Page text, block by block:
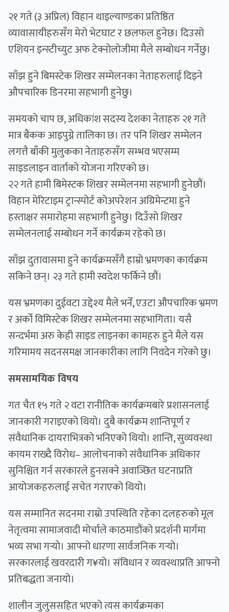
२१ गते (३ अप्रिल) विहान थाइल्याण्डका प्रतिष्ठित
व्यावासायीहरुसँग मेरो भेटघाट र छलफल हुनेछ। दिउसो
एशियन इन्स्टीच्युट अफ टेक्नोलोजीमा मैले सम्बोधन गर्नेछु।
साँझ हुने बिमस्टेक शिखर सम्मेलनका नेताहरुलाई दिइने
औपचारिक डिनरमा सहभागी हुनेछु।
समयको चाप छ, अधिकांश सदस्य देशका नेताहरु २१ गते
मात्र बैंकक आइपुग्ने तालिका छ। तर पनि शिखर सम्मेलन
लगत्तै बाँकी मुलुकका नेताहरुसँग सम्भव भएसम्म
साइडलाइन वार्ताको योजना गरिएको छ।
२२ गते हामी बिमेस्टक शिखर सम्मेलनमा सहभागी हुनेछौं।
विहान मेरिटाइम ट्रान्स्पोर्ट कोअपरेशन अग्रिमेन्टमा हुने
हस्ताक्षर समारोहमा सहभागी हुनेछु। दिउँसो शिखर
सम्मेलनलाई सम्बोधन गर्ने कार्यक्रम रहेको छ।
साँझ दुतावासमा हुने कार्यक्रमसँगै हाम्रो भ्रमणका कार्यक्रम
सकिने छन्। २३ गते हामी स्वदेश फर्किने छौं।
यस भ्रमणका दुईवटा उद्देश्य मैले भनेँ, एउटा औपचारिक भ्रमण
र अर्को विमिस्टेक शिखर सम्मेलनमा सहभागिता। यसै
सन्दर्भमा अरु केही साइड लाइनका कामहरु हुने मैले यस
गरिमामय सदनसमक्ष जानकारीका लागि निवदेन गरेको छु।
समसामयिक विषय
गत चैत १५ गते २ वटा रानीतिक कार्यक्रमबारे प्रशासनलाई
जानकारी गराइएको थियो। दुबै कार्यक्रम शान्तिपूर्ण र
संवैधानिक दायराभित्रको भनिएको थियो। शान्ति, सुव्यवस्था
कायम राख्दै विरोध– आलोचनाको संवैधानिक अधिकार
सुनिश्चित गर्न सरकारले हुनसक्ने अवाञ्छित घटनाप्रति
आयोजकहरुलाई सचेत गराएको थियो।
यस सम्मानित सदनमा राम्रो उपस्थिति रहेका दलहरुको मूल
नेतृत्वमा सामाजवादी मोर्चाले काठमाडौंको प्रदर्शनी मार्गमा
भव्य सभा गर्‍यो। आफ्नो धारणा सार्वजनिक गर्‍यो।
सरकारलाई खवरदारी ग¥यो। संविधान र व्यवस्थाप्रति आफ्नो
प्रतिबद्धता जनायो।
शालीन जुलुससहित भएको त्यस कार्यक्रमका